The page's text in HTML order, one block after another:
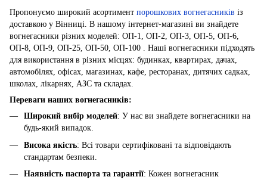
Пропонуємо широкий асортимент порошкових вогнегасників із
доставкою у Вінниці. В нашому інтернет-магазині ви знайдете
вогнегасники різних моделей: ОП-1, ОП-2, ОП-3, ОП-5, ОП-6,
ОП-8, ОП-9, ОП-25, ОП-50, ОП-100 . Наші вогнегасники підходять
для використання в різних місцях: будинках, квартирах, дачах,
автомобілях, офісах, магазинах, кафе, ресторанах, дитячих садках,
школах, лікарнях, АЗС та складах.
Переваги наших вогнегасників:
Широкий вибір моделей: У нас ви знайдете вогнегасники на
будь-який випадок.
Висока якість: Всі товари сертифіковані та відповідають
стандартам безпеки.
Наявність паспорта та гарантії: Кожен вогнегасник